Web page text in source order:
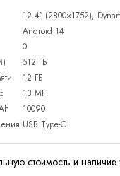
12.4″ (2800×1752),
Android 14
0
512 ГБ
12 ГБ
13 МП
10090
USB Type-C
стоимость и наличие